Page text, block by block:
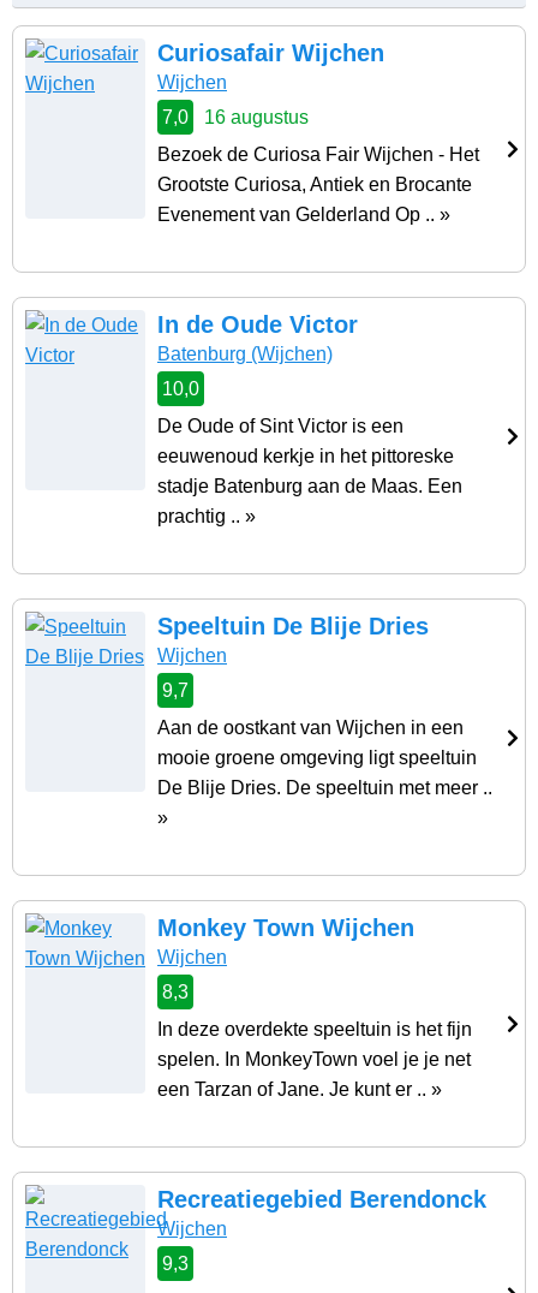
Curiosafair Wijchen
Wijchen
7,0
16 augustus
Bezoek de Curiosa Fair Wijchen - Het
Grootste Curiosa, Antiek en Brocante
Evenement van Gelderland Op .. »
In de Oude Victor
Batenburg (Wijchen)
10,0
De Oude of Sint Victor is een
eeuwenoud kerkje in het pittoreske
stadje Batenburg aan de Maas. Een
prachtig .. »
Speeltuin De Blije Dries
Wijchen
9,7
Aan de oostkant van Wijchen in een
mooie groene omgeving ligt speeltuin
De Blije Dries. De speeltuin met meer ..
»
Monkey Town Wijchen
Wijchen
8,3
In deze overdekte speeltuin is het fijn
spelen. In MonkeyTown voel je je net
een Tarzan of Jane. Je kunt er .. »
Recreatiegebied Berendonck
Wijchen
9,3